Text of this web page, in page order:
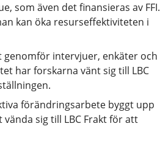
som även det finansieras av FFI.
kan öka resurseffektiviteten i
intervjuer, enkäter och
har forskarna vänt sig till LBC
förändringsarbete byggt upp
sig till LBC Frakt för att